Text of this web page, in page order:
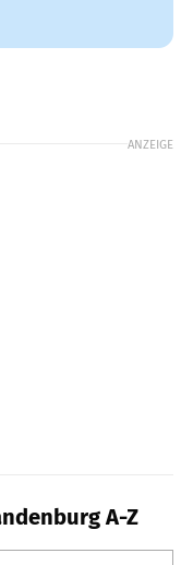
ANZEIGE
A-Z